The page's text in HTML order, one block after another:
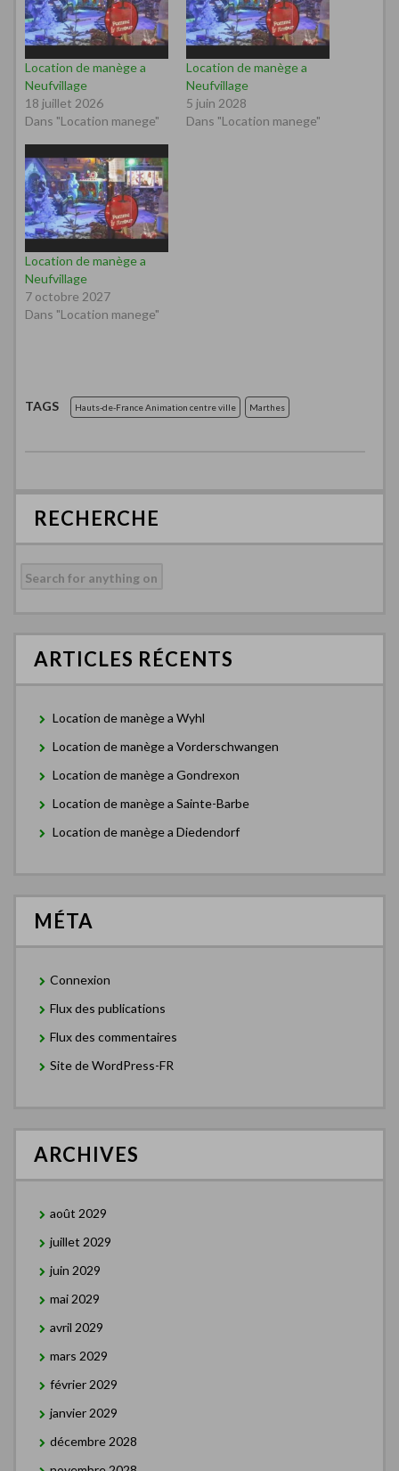
Location de manège a
Neufvillage
18 juillet 2026
Dans "Location manege"
Location de manège a
Neufvillage
5 juin 2028
Dans "Location manege"
Location de manège a
Neufvillage
7 octobre 2027
Dans "Location manege"
TAGS Hauts-de-France Animation centre ville Marthes
RECHERCHE
ARTICLES RÉCENTS
Location de manège a Wyhl
Location de manège a Vorderschwangen
Location de manège a Gondrexon
Location de manège a Sainte-Barbe
Location de manège a Diedendorf
MÉTA
Connexion
Flux des publications
Flux des commentaires
Site de WordPress-FR
ARCHIVES
août 2029
juillet 2029
juin 2029
mai 2029
avril 2029
mars 2029
février 2029
janvier 2029
décembre 2028